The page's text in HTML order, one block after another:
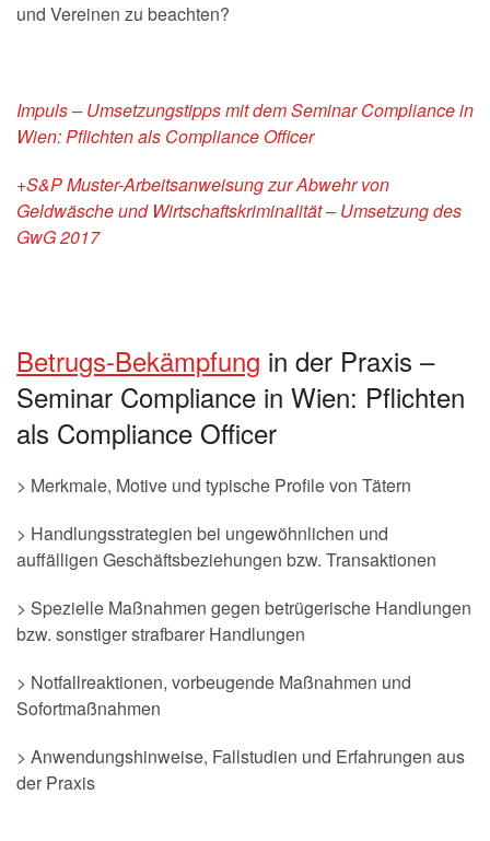
und Vereinen zu beachten?
Impuls – Umsetzungstipps mit dem Seminar Compliance in
Wien: Pflichten als Compliance Officer
+S&P Muster-Arbeitsanweisung zur Abwehr von
Geldwäsche und Wirtschaftskriminalität – Umsetzung des
GwG 2017
Betrugs-Bekämpfung in der Praxis –
Seminar Compliance in Wien: Pflichten
als Compliance Officer
> Merkmale, Motive und typische Profile von Tätern
> Handlungsstrategien bei ungewöhnlichen und
auffälligen Geschäftsbeziehungen bzw. Transaktionen
> Spezielle Maßnahmen gegen betrügerische Handlungen
bzw. sonstiger strafbarer Handlungen
> Notfallreaktionen, vorbeugende Maßnahmen und
Sofortmaßnahmen
> Anwendungshinweise, Fallstudien und Erfahrungen aus
der Praxis